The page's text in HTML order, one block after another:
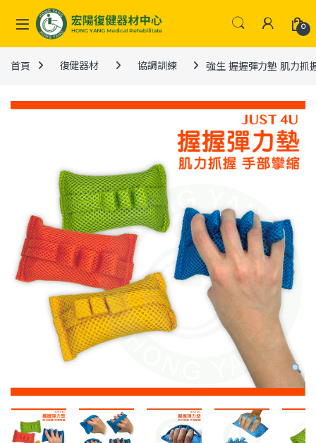
Skip to navigation
Skip to content
0
首頁 復健器材 協調訓練 強生 握握彈力墊 肌力抓